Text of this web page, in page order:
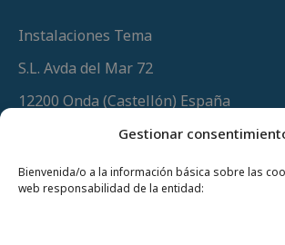
Gestionar
Bienvenida/o a la información básica sobre las
web responsabilidad de la entidad:
Instalaciones Tema
S.L. Avda del Mar 72
12200 Onda (Castellón) España
(+34) 964 60 34 34
Urgencias y whatsapp649 406 493